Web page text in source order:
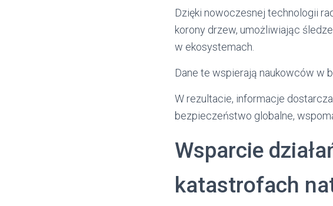
Dzięki nowoczesnej technologii
korony drzew, umożliwiając
w ekosystemach.
Dane te wspierają naukowców w
W rezultacie, informacje
bezpieczeństwo globalne,
Wsparcie
katastrofach